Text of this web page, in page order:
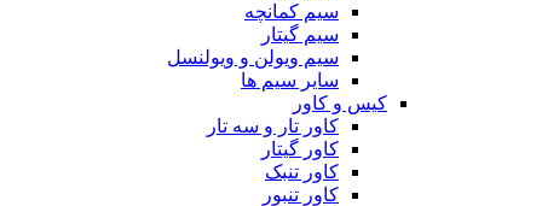
سیم کمانچه
سیم گیتار
سیم ویولن و ویولنسل
سایر سیم ها
کیس و کاور
کاور تار و سه تار
کاور گیتار
کاور تنبک
کاور تنبور